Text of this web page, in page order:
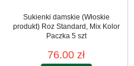
Sukienki damskie (Włoskie
produkt) Roz Standard, Mix Kolor
Paczka 5 szt
76.00 zł